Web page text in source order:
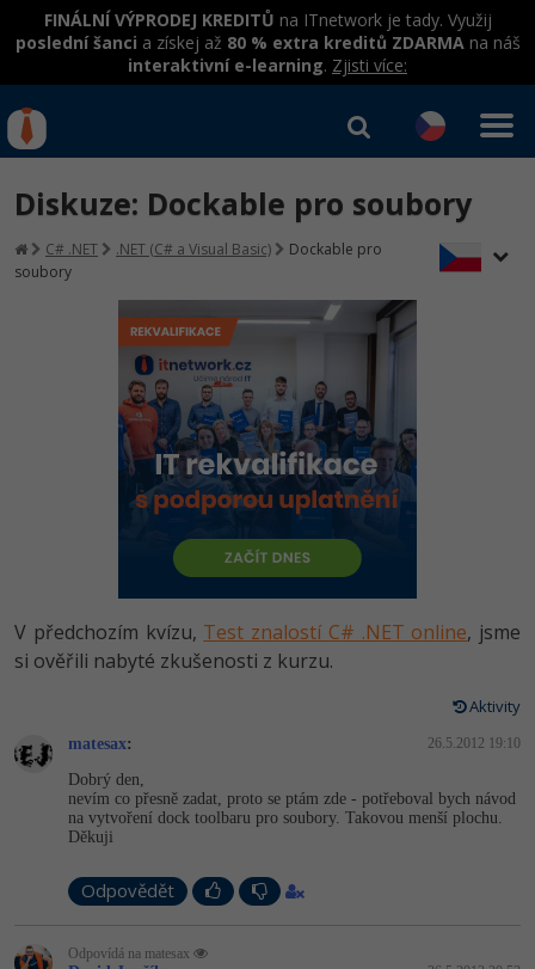
FINÁLNÍ VÝPRODEJ KREDITŮ na ITnetwork je tady. Využij
poslední šanci a získej až 80 % extra kreditů ZDARMAna náš
interaktivní e-learning. Zjisti více:
hrazené úřadem práce
Workshopy zdarma
Umělá inteligence v praxi
Datová analýza v praxi
Školení
Základy programování
Objektové programování - OOP
Umělá inteligence
HTML5, CSS3, Bootstrap, SEO
SQL a databáze
UML a návrhové vzory
React
Školení dle technologií
C# .NET
JavaScript
HTML / CSS
UML a návrhové vzory
Junior programátor
Programátor WWW aplikací
Senior programátor
Front-end developer
Vývojář mobilních aplikací
C# Game developer
Tester
Systémový administrátor
Grafik / UX/UI návrhář
3D grafik
Kurzy programování
Jak začít?
Java -80%
C#.NET -80%
-80%
-80%
PHP -80%
Swift
-80%
C -80%
VB.NET
Přihlásit se|Registrovat
Diskuze: Dockable pro soubory
C# .NET .NET (C# a Visual Basic)
Dockable pro
soubory
V předchozím kvízu, Test znalostí C# .NET online, jsme
si ověřili nabyté zkušenosti z kurzu.
Aktivity
matesax: 26.5.2012 19:10
Dobrý den,
nevím co přesně zadat, proto se ptám zde - potřeboval bych návod
na vytvoření dock toolbaru pro soubory. Takovou menší plochu.
Děkuji
Odpovědět
Odpovídá na matesax